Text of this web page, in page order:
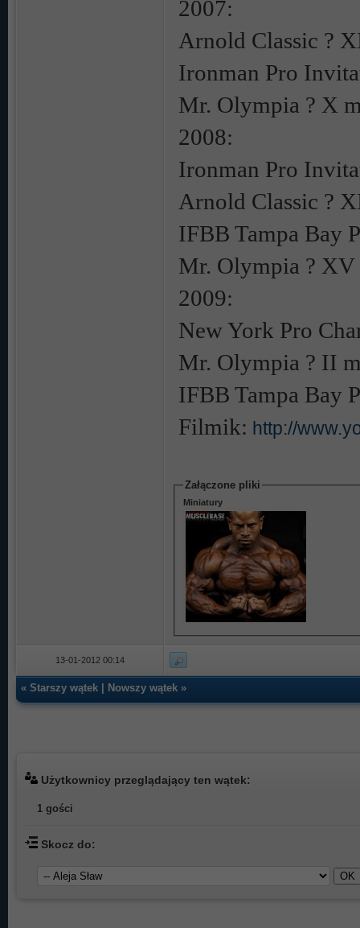
2007:
Arnold Classic ?
Ironman Pro
Mr. Olympia ? X
2008:
Ironman Pro
Arnold Classic ?
IFBB Tampa Bay
Mr. Olympia ? XV
2009:
New York Pro
Mr. Olympia ? II
IFBB Tampa Bay
Filmik: http://
Załączone pliki
Miniatury
13-01-2012 00:14
« Starszy wątek Nowszy wątek »
Użytkownicy przeglądający ten wątek:
1 gości
Skocz do: